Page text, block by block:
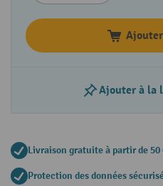
Ajouter à la
Livraison gratuite à partir de 50
Protection des données